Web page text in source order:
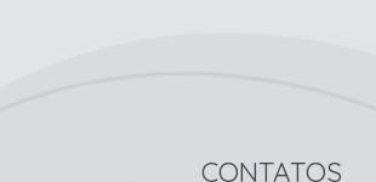
CONTATOS